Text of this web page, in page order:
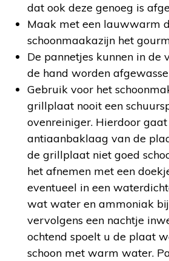
dat ook deze genoeg is
Maak met een lauwwarm
schoonmaakazijn het
De pannetjes kunnen in de
de hand worden
Gebruik voor het
grillplaat nooit een
ovenreiniger. Hierdoor
antiaanbaklaag van de
de grillplaat niet goed
het afnemen met een
eventueel in een
wat water en ammoniak
vervolgens een nachtje
ochtend spoelt u de plaat
schoon met warm water.